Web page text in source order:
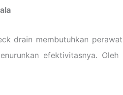
drain membutuhkan
efektivitasnya.